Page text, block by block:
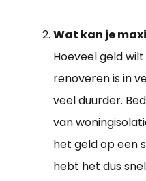
Wat kan je
Hoeveel geld
renoveren is in
veel duurder.
van
het geld op een
hebt het dus